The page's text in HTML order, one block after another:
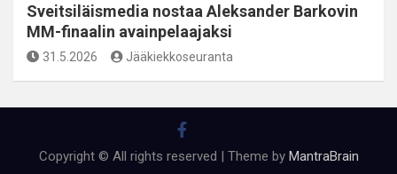
Sveitsiläismedia nostaa Aleksander Barkovin
MM-finaalin avainpelaajaksi
31.5.2026 Jääkiekkoseuranta
Copyright © All rights reserved | Theme by MantraBrain